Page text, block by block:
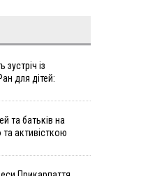
воїна
аби
швидкості
схему
із
для дітей:
про Мавку
та батьків на
та активісткою